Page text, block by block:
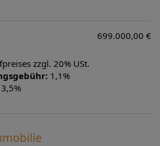
699.000,00 €
zzgl. 20% USt.
1,1%
3,5%